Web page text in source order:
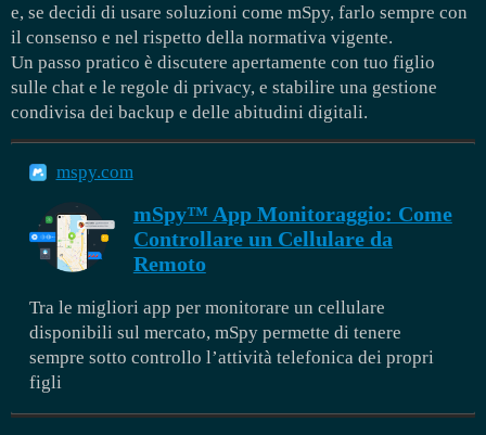
e, se decidi di usare soluzioni come mSpy, farlo sempre con
il consenso e nel rispetto della normativa vigente.
Un passo pratico è discutere apertamente con tuo figlio
sulle chat e le regole di privacy, e stabilire una gestione
condivisa dei backup e delle abitudini digitali.
mspy.com
mSpy™ App Monitoraggio: Come
Controllare un Cellulare da
Remoto
Tra le migliori app per monitorare un cellulare
disponibili sul mercato, mSpy permette di tenere
sempre sotto controllo l’attività telefonica dei propri
figli